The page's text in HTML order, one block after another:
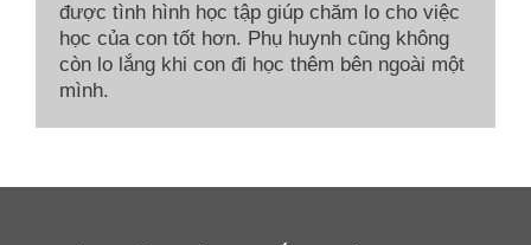
được tình hình học tập giúp chăm lo cho việc
học của con tốt hơn. Phụ huynh cũng không
còn lo lắng khi con đi học thêm bên ngoài một
mình.